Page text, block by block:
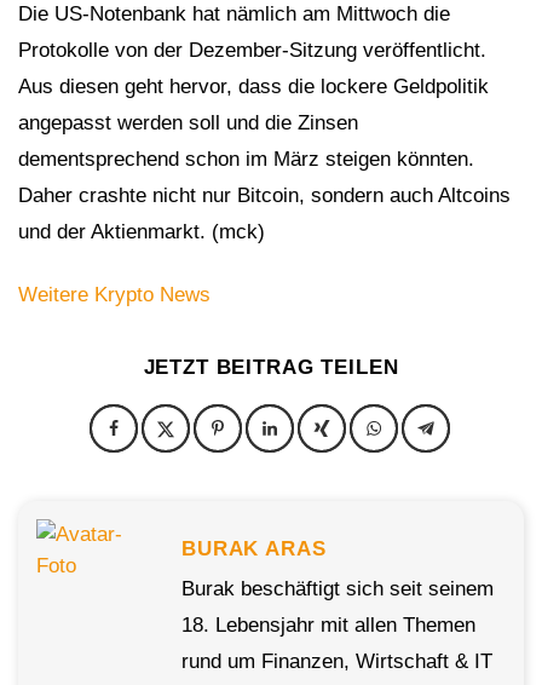
Die US-Notenbank hat nämlich am Mittwoch die
Protokolle von der Dezember-Sitzung veröffentlicht.
Aus diesen geht hervor, dass die lockere Geldpolitik
angepasst werden soll und die Zinsen
dementsprechend schon im März steigen könnten.
Daher crashte nicht nur Bitcoin, sondern auch Altcoins
und der Aktienmarkt. (mck)
Weitere Krypto News
JETZT BEITRAG TEILEN
BURAK ARAS
Burak beschäftigt sich seit seinem
18. Lebensjahr mit allen Themen
rund um Finanzen, Wirtschaft & IT